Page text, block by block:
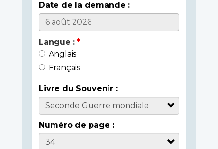
Date de la demande :
Langue :
Anglais
Français
Livre du Souvenir :
Numéro de page :